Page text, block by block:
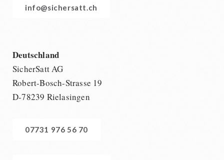
info@sichersatt.ch
Deutschland
SicherSatt AG
Robert-Bosch-Strasse 19
D-78239 Rielasingen
07731 976 56 70